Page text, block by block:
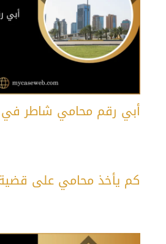
أبي رقم محامي شاطر
كم يأخذ محامي على